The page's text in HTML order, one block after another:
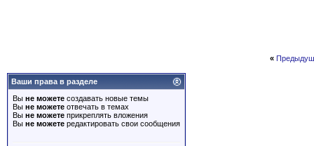
«
Ваши права в разделе
Вы не можете создавать новые темы
Вы не можете отвечать в темах
Вы не можете прикреплять вложения
Вы не можете редактировать свои сообщения